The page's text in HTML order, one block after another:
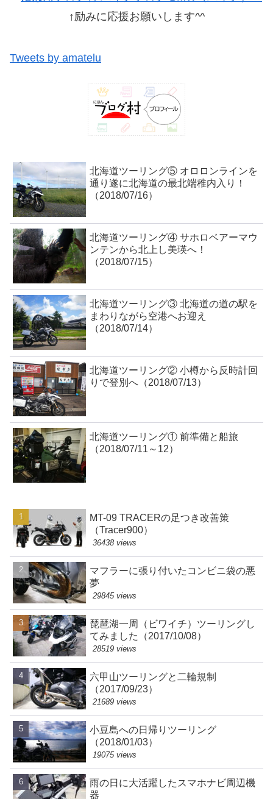
↑励みに応援お願いします^^
Tweets by amatelu
北海道ツーリング⑤ オロロンラインを
通り遂に北海道の最北端稚内入り！
（2018/07/16）
北海道ツーリング④ サホロベアーマウ
ンテンから北上し美瑛へ！
（2018/07/15）
北海道ツーリング③ 北海道の道の駅を
まわりながら空港へお迎え
（2018/07/14）
北海道ツーリング② 小樽から反時計回
りで登別へ（2018/07/13）
北海道ツーリング① 前準備と船旅
（2018/07/11～12）
MT-09 TRACERの足つき改善策
（Tracer900）
36438 views
マフラーに張り付いたコンビニ袋の悪
夢
29845 views
琵琶湖一周（ビワイチ）ツーリングし
てみました（2017/10/08）
28519 views
六甲山ツーリングと二輪規制
（2017/09/23）
21689 views
小豆島への日帰りツーリング
（2018/01/03）
19075 views
雨の日に大活躍したスマホナビ周辺機
器